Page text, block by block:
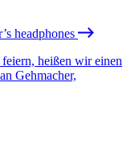
headphones
heißen wir einen
Gehmacher,